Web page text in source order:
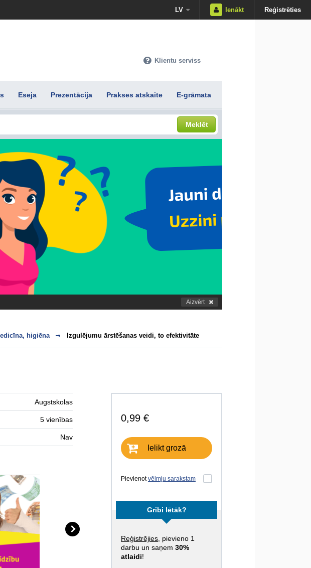
LV Ienākt Reģistrēties
Klientu serviss
Eseja Prezentācija Prakses atskaite E-grāmata
Meklēt
Aizvērt
higiēna Izgulējumu ārstēšanas veidi, to efektivitāte
0,99 €
Ielikt grozā
Pievienotvēlmju sarakstam
Gribi lētāk?
Reģistrējies , pievieno 1
darbu un saņem 30%
atlaidi!
Augstskolas
5 vienības
Nav